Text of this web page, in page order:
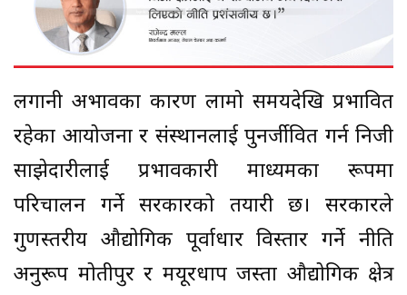
लगानी अभावका कारण लामो समयदेखि प्रभावित
रहेका आयोजना र संस्थानलाई पुनर्जीवित गर्न निजी
साझेदारीलाई प्रभावकारी माध्यमका रूपमा
परिचालन गर्ने सरकारको तयारी छ। सरकारले
गुणस्तरीय औद्योगिक पूर्वाधार विस्तार गर्ने नीति
अनुरूप मोतीपुर र मयूरधाप जस्ता औद्योगिक क्षेत्र